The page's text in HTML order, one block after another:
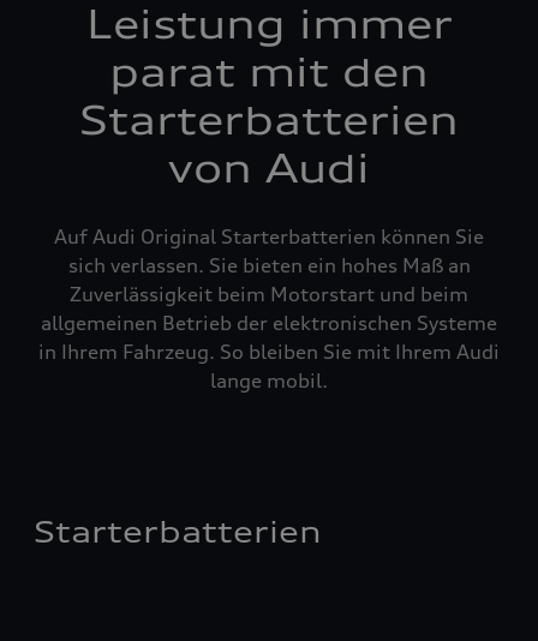
Leistung immer
parat mit den
Starterbatterien
von Audi
Auf Audi Original Starterbatterien können Sie
sich verlassen. Sie bieten ein hohes Maß an
Zuverlässigkeit beim Motorstart und beim
allgemeinen Betrieb der elektronischen Systeme
in Ihrem Fahrzeug. So bleiben Sie mit Ihrem Audi
lange mobil.
Starterbatterien